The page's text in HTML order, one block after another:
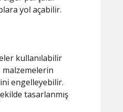
yol açabilir.
kullanılabilir
malzemelerin
engelleyebilir.
tasarlanmış